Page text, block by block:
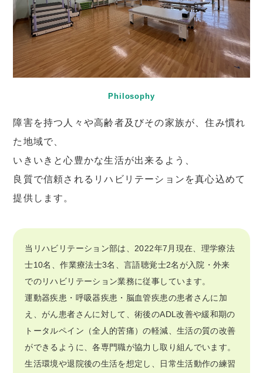
Philosophy
障害を持つ人々や高齢者及びその家族が、住み慣れ
た地域で、
いきいきと心豊かな生活が出来るよう、
良質で信頼されるリハビリテーションを真心込めて
提供します。
当リハビリテーション部は、2022年7月現在、理学療法
士10名、作業療法士3名、言語聴覚士2名が入院・外来
でのリハビリテーション業務に従事しています。
運動器疾患・呼吸器疾患・脳血管疾患の患者さんに加
え、がん患者さんに対して、術後のADL改善や緩和期の
トータルペイン（全人的苦痛）の軽減、生活の質の改善
ができるように、各専門職が協力し取り組んでいます。
生活環境や退院後の生活を想定し、日常生活動作の練習